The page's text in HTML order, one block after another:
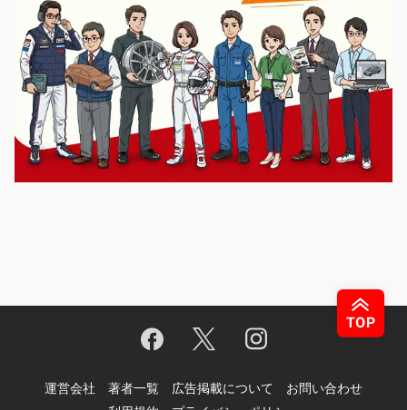
運営会社 著者一覧 広告掲載について
お問い合わせ